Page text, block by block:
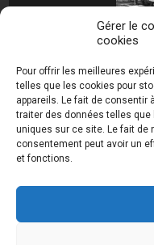
Gérer le
cookies
Pour offrir les meilleures
telles que les cookies pour
appareils. Le fait de consentir
traiter des données telles que
uniques sur ce site. Le fait de
consentement peut avoir un
et fonctions.
la